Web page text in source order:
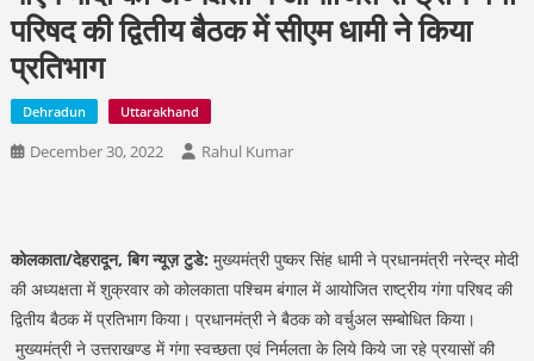
परिषद की द्वितीय बैठक में सीएम धामी ने किया
प्रतिभाग
Dehradun Uttarakhand
December 30, 2022 Rahul Kumar
कोलकाता/देहरादून, बिग न्यूज़ टुडे: मुख्यमंत्री पुष्कर सिंह धामी ने प्रधानमंत्री नरेन्द्र मोदी
की अध्यक्षता में शुक्रवार को कोलकाता पश्चिम बंगाल में आयोजित राष्ट्रीय गंगा परिषद की
द्वितीय बैठक में प्रतिभाग किया। प्रधानमंत्री ने बैठक को वर्चुअल सम्बोधित किया।
मुख्यमंत्री ने उत्तराखण्ड में गंगा स्वच्छता एवं निर्मलता के लिये किये जा रहे प्रयासों की